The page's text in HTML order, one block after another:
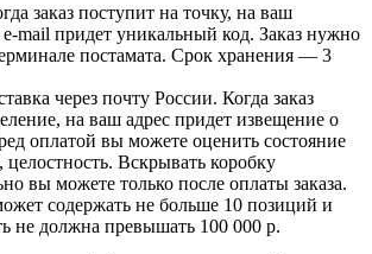
заказ поступит на точку, на ваш
mail придет уникальный код. Заказ нужно
постамата. Срок хранения — 3
через почту России. Когда заказ
на ваш адрес придет извещение о
оплатой вы можете оценить состояние
целостность. Вскрывать коробку
вы можете только после оплаты заказа.
содержать не больше 10 позиций и
не должна превышать 100 000 р.